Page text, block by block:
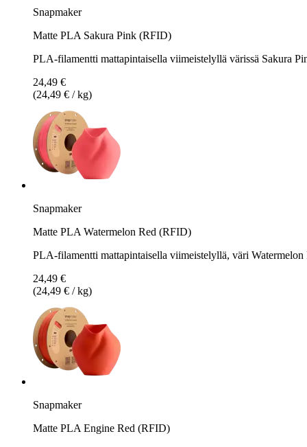
Snapmaker
Matte PLA Sakura Pink (RFID)
PLA-filamentti mattapintaisella viimeistelyllä värissä Sakura
24,49 €
(24,49 € / kg)
Snapmaker
Matte PLA Watermelon Red (RFID)
PLA-filamentti mattapintaisella viimeistelyllä, väri Watermelon
24,49 €
(24,49 € / kg)
Snapmaker
Matte PLA Engine Red (RFID)